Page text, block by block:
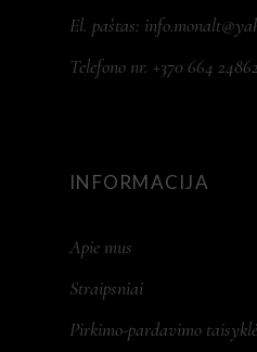
El. paštas:
Telefono nr. +370 664 24862
INFORMACIJA
Apie mus
Straipsniai
Pirkimo-pardavimo